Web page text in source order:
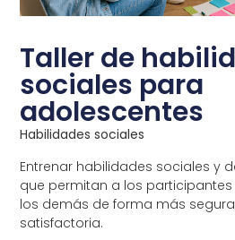
Taller de
sociales para
adolescentes
Habilidades sociales
Entrenar habilidades sociales y
que permitan a los
los demás de forma más
satisfactoria.